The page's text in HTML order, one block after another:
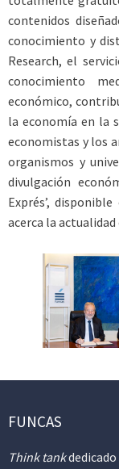
contenidos
conocimiento y
Research, el
conocimiento
económico,
la economía en la
economistas y los
organismos y
divulgación
Exprés’,
acerca la
FUNCAS
Think tank